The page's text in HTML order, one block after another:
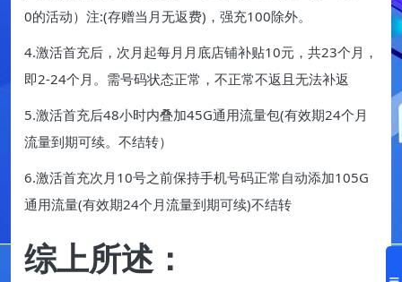
0的活动）注:(存赠当月无返费)，强充100除外。
4.激活首充后，次月起每月月底店铺补贴10元，共23个月，
即2-24个月。需号码状态正常，不正常不返且无法补返
5.激活首充后48小时内叠加45G通用流量包(有效期24个月
流量到期可续。不结转）
6.激活首充次月10号之前保持手机号码正常自动添加105G
通用流量(有效期24个月流量到期可续)不结转
综上所述：